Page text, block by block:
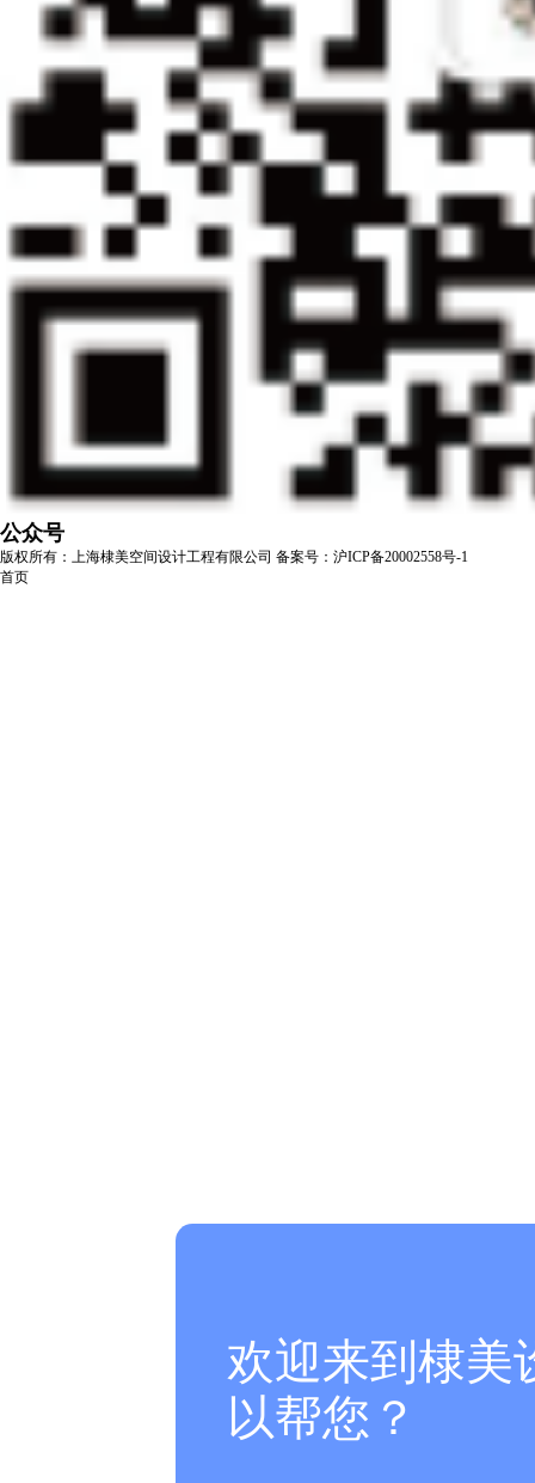
公众号
版权所有：上海棣美空间设计工程有限公司 备案号：沪ICP备20002558号-1
首页
欢迎来到棣美
以帮您？